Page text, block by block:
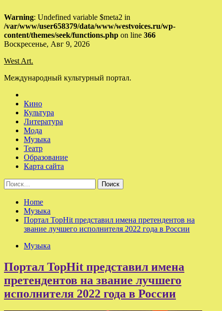
Warning: Undefined variable $meta2 in
/var/www/user658379/data/www/westvoices.ru/wp-
content/themes/seek/functions.php on line 366
Skip
content
Воскресенье, Авг 9, 2026
West Art.
Международный культурный портал.
Кино
Культура
Литература
Мода
Музыка
Театр
Образование
Карта сайта
Найти:
Home
Музыка
Портал TopHit представил имена претендентов на
звание лучшего исполнителя 2022 года в России
Музыка
Портал TopHit представил имена
претендентов на звание лучшего
исполнителя 2022 года в России